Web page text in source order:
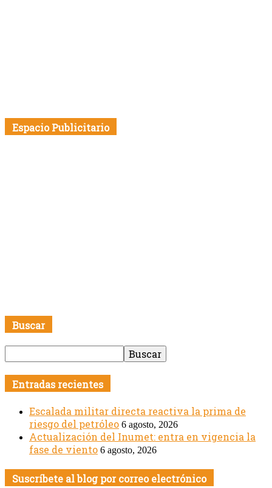
Espacio Publicitario
Buscar
Entradas recientes
Escalada militar directa reactiva la prima de
riesgo del petróleo 6 agosto, 2026
Actualización del Inumet: entra en vigencia la
fase de viento 6 agosto, 2026
Suscríbete al blog por correo electrónico